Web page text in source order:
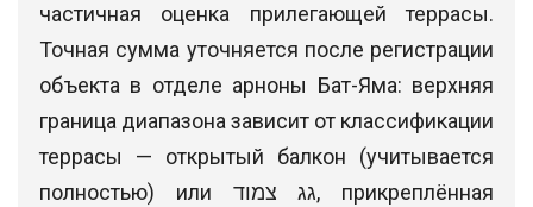
частичная оценка прилегающей террасы.
Точная сумма уточняется после регистрации
объекта в отделе арноны Бат-Яма: верхняя
граница диапазона зависит от классификации
террасы — открытый балкон (учитывается
полностью) или גג צמוד, прикреплённая